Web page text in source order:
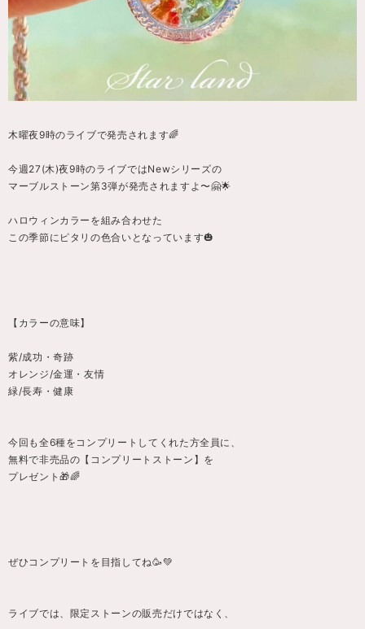
木曜夜9時のライブで発売されます🌈
今週27(木)夜9時のライブではNewシリーズの
マーブルストーン第3弾が発売されますよ〜🤗🌟
ハロウィンカラーを組み合わせた
この季節にピタリの色合いとなっています🎃
【カラーの意味】
紫/成功・奇跡
オレンジ/金運・友情
緑/長寿・健康
今回も全6種をコンプリートしてくれた方全員に、
無料で非売品の【コンプリートストーン】を
プレゼント🎁🌈
ぜひコンプリートを目指してね🥳💚
ライブでは、限定ストーンの販売だけではなく、